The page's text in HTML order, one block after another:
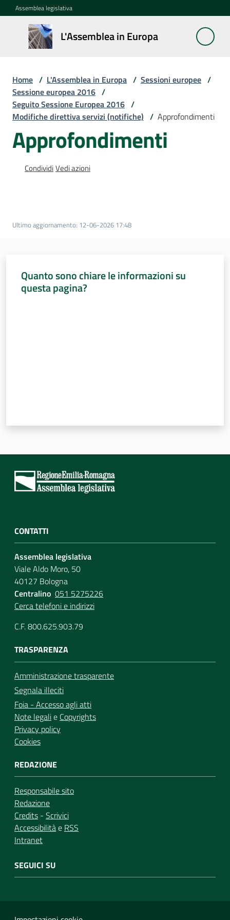
Vai al contenuto
Vai alla navigazione
Vai al footer
Assemblea legislativa
L'Assemblea in Europa
L'Assemblea
in Europa
Cos'è
la
Sessione
Rete
Le
Sessioni
Notizie
Home / L'Assemblea in Europa / Sessioni europee /
Sessione europea 2016 /
Seguito Sessione Europea 2016 /
Modifiche direttiva servizi (notifiche) / Approfondimenti
Approfondimenti
CondividiVedi azioni
Ultimo aggiornamento: 12-06-2026 17:48
Quanto sono chiare le informazioni su
questa pagina?
CONTATTI
Assemblea legislativa
Viale Aldo Moro, 50
40127 Bologna
Centralino 051 5275226
Cerca telefoni e indirizzi
C.F. 800.625.903.79
TRASPARENZA
Amministrazione trasparente
Segnala illeciti
Foia - Accesso agli atti
Note legalie Copyrights
Privacy policy
Cookies
REDAZIONE
Responsabile sito
Redazione
Credits - Scrivici
Accessibilitàe RSS
Intranet
SEGUICI SU